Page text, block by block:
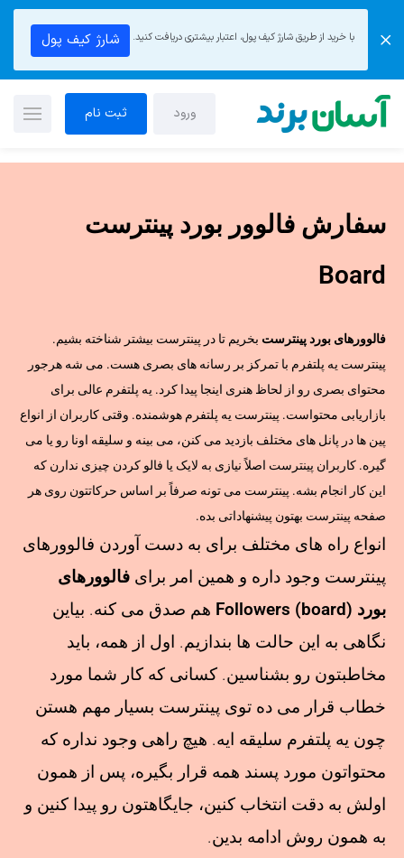
با خرید از طریق شارژ کیف پول، اعتبار بیشتری دریافت کنید. شارژ کیف پول
ورود ثبت نام
سفارش فالوور بورد پینترست
Board
فالوورهای بورد پینترست بخریم تا در پینترست بیشتر شناخته بشیم.
پینترست یه پلتفرم با تمرکز بر رسانه های بصری هست. می شه هرجور
محتوای بصری رو از لحاظ هنری اینجا پیدا کرد. یه پلتفرم عالی برای
بازاریابی محتواست. پینترست یه پلتفرم هوشمنده. وقتی کاربران از انواع
پین ها در پانل های مختلف بازدید می کنن، می بینه و سلیقه اونا رو یا می
گیره. کاربران پینترست اصلاً نیازی به لایک یا فالو کردن چیزی ندارن که
این کار انجام بشه. پینترست می تونه صرفاً بر اساس حرکاتتون روی هر
صفحه پینترست بهتون پیشنهاداتی بده.
انواع راه های مختلف برای به دست آوردن فالوورهای
پینترست وجود داره و همین امر برای فالوورهای
بورد Followers (board)
هم صدق می کنه. بیاین
نگاهی به این حالت ها بندازیم. اول از همه، باید
مخاطبتون رو بشناسین. کسانی که کار شما مورد
خطاب قرار می ده توی پینترست بسیار مهم هستن
چون یه پلتفرم سلیقه ایه. هیچ راهی وجود نداره که
محتواتون مورد پسند همه قرار بگیره، پس از همون
اولش به دقت انتخاب کنین، جایگاهتون رو پیدا کنین و
به همون روش ادامه بدین.